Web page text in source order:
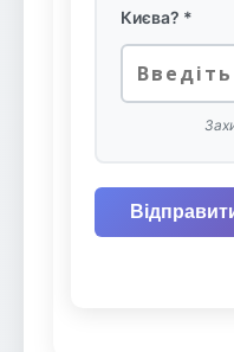
Києва? *